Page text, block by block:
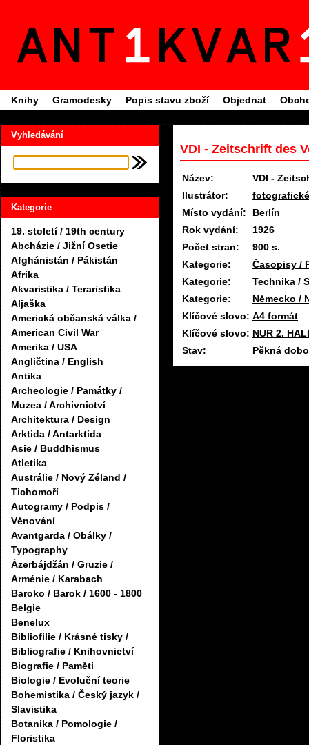
Knihy Gramodesky Popis stavu zboží Objednat
Vyhledávání
Kategorie
19. století / 19th century
Abcházie / Jižní Osetie
Afghánistán / Pákistán
Afrika
Akvaristika / Teraristika
Aljaška
Americká občanská válka /
American Civil War
Amerika / USA
Angličtina / English
Antika
Archeologie / Památky /
Muzea / Archivnictví
Architektura / Design
Arktida / Antarktida
Asie / Buddhismus
Atletika
Austrálie / Nový Zéland /
Tichomoří
Autogramy / Podpis /
Věnování
Avantgarda / Obálky /
Typography
Ázerbájdžán / Gruzie /
Arménie / Karabach
Baroko / Barok / 1600 - 1800
Belgie
Benelux
Bibliofilie / Krásné tisky /
Bibliografie / Knihovnictví
Biografie / Paměti
Biologie / Evoluční teorie
Bohemistika / Český jazyk /
Slavistika
Botanika / Pomologie /
Floristika
VDI - Zeitschrift des
Název:
VDI -
Ilustrátor:
Místo vydání:
Berlín
Rok vydání:
1926
Počet stran:
900 s.
Kategorie:
Časopisy /
Kategorie:
Technika /
Kategorie:
Německo /
Klíčové slovo: A4 formát
Klíčové slovo: NUR 2.
Stav:
Pěkná